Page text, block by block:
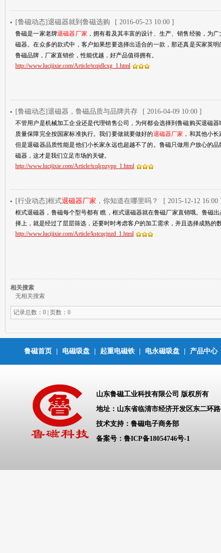
[鲁磁动态]退磁器就到鲁磁选购 [ 2016-05-23 10:00 ]
鲁磁是一家老牌退磁器厂家 ，拥有着及其丰富的设计、生产、销售经验，为
磁器。在众多的款式中，客户如果想要选择出适合的一款，那还真是买家英
鲁磁品牌，厂家直销价，性能优越，好产品值得拥有。
http://www.lucijixie.com/Article/tcqjdlcxg_1.html
[鲁磁动态]退磁器，鲁磁品质与品牌共存 [ 2016-04-09 10:00 ]
不管用户是机械加工企业还是代理销售公司，为何都会选择到鲁磁购买退磁
质量保障完全按国家标准执行。我们要做就要做好的退磁器厂家 ，和其他小
但是退磁器品质性能是他们小长家永远也超越不了的。鲁磁只做用户放心的
磁器，这才是我们立足市场的关键。
http://www.lucijixie.com/Article/tcqlcpzypp_1.html
[行业动态]框式退磁器厂家 ，你知道在哪里吗？ [ 2015-12-12 16:00
框式退磁器，鲁磁每个型号都有 瞧，框式退磁器就在鲁磁厂家直销哦。鲁磁
择上，就是经过了层层筛选，还要时时考虑客户的加工需求，并且选择成熟的
http://www.lucijixie.com/Article/kstcqcjnzd_1.html
相关搜索
无相关搜索
记录总数：0 | 页数：0
鲁磁首页 电磁吸盘 起重电磁铁 电永磁吸盘 产品中心
山东鲁磁工业科技有限公司 版权所有
地址：山东省临清市经济开发区东二环
技术支持：鲁磁电子商务部
备案号： 鲁ICP备18054746号-1